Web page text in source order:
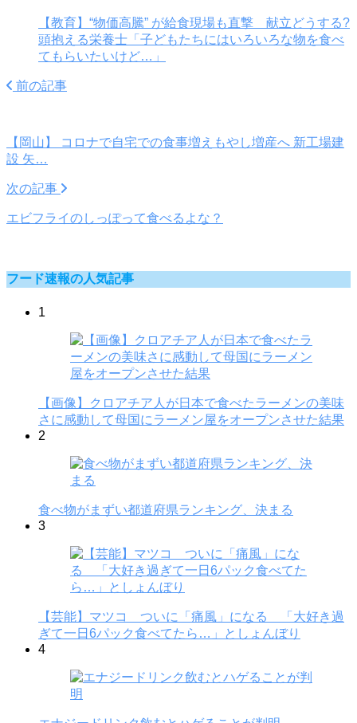
【教育】“物価高騰” が給食現場も直撃 献立どうする?
頭抱える栄養士「子どもたちにはいろいろな物を食べ
てもらいたいけど…」
前の記事
【岡山】 コロナで自宅での食事増えもやし増産へ 新工場建
設 矢…
次の記事
エビフライのしっぽって食べるよな？
フード速報の人気記事
1
【画像】クロアチア人が日本で食べたラーメンの美味
さに感動して母国にラーメン屋をオープンさせた結果
2
食べ物がまずい都道府県ランキング、決まる
3
【芸能】マツコ ついに「痛風」になる 「大好き過
ぎて一日6パック食べてたら…」としょんぼり
4